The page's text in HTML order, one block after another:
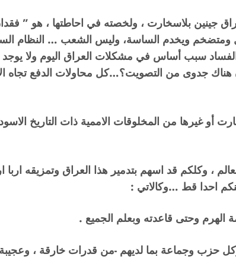
جينين بلاسخارت ، ولخصته في احاطتها ، هو ”
ومتضخم ويخدم الساسة، وليس الشعب … النظام
سبب أساس في مشكلات العراق اليوم ولا يوجد
جدوى من التصويت؟…كل محاولات الدفع تجاه
أو غيرها من المخلوقات الاممية ذات التاريخ
، وكلكم قد اسهم بتدمير هذا العراق وتمزيقه
منكم احدا قط …وكالاتي :
الهرم وحتى قاعدته وبعلم الجميع .
وجماعة بما لديهم -من قدرات خارقة ، وعجيبة ،